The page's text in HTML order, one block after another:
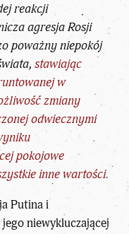
reakcji
agresja Rosji
poważny niepokój
stawiając
w
zmiany
odwiecznymi
pokojowe
inne wartości.
Putina i
niewykluczającej